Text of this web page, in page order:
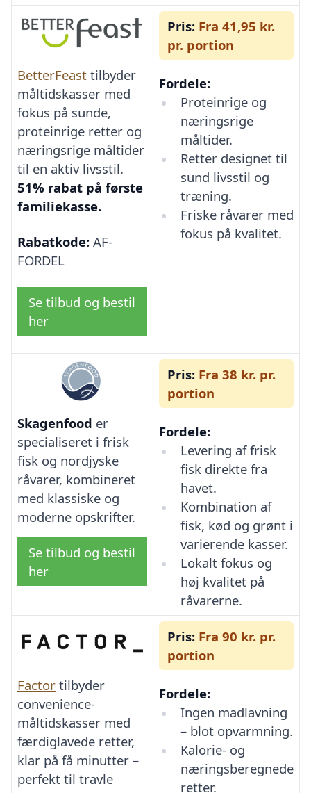
BetterFeast tilbyder
måltidskasser med
fokus på sunde,
proteinrige retter og
næringsrige måltider
til en aktiv livsstil.
51% rabat på første
familiekasse.
Rabatkode: AF-
FORDEL
Se tilbud og bestil
her
Pris: Fra 41,95 kr.
pr. portion
Fordele:
Proteinrige og
næringsrige
måltider.
Retter designet til
sund livsstil og
træning.
Friske råvarer med
fokus på kvalitet.
Skagenfood er
specialiseret i frisk
fisk og nordjyske
råvarer, kombineret
med klassiske og
moderne opskrifter.
Se tilbud og bestil
her
Pris: Fra 38 kr. pr.
portion
Fordele:
Levering af frisk
fisk direkte fra
havet.
Kombination af
fisk, kød og grønt i
varierende kasser.
Lokalt fokus og
høj kvalitet på
råvarerne.
Factor tilbyder
convenience-
måltidskasser med
færdiglavede retter,
klar på få minutter –
perfekt til travle
Pris: Fra 90 kr. pr.
portion
Fordele:
Ingen madlavning
– blot opvarmning.
Kalorie- og
næringsberegnede
retter.